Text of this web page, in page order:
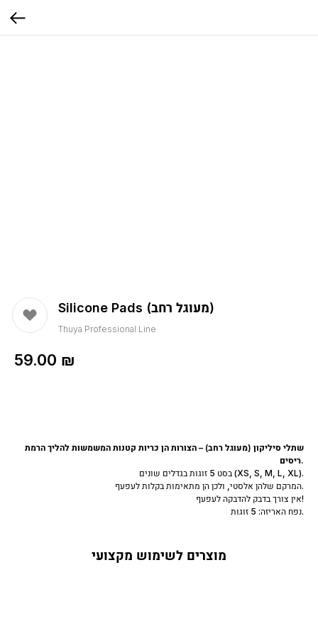
Silicone Pads (מעוגל רחב)
Thuya Professional Line
59.00 ₪
שתלי סיליקון (מעוגל רחב) – הצורות הן כריות קטנות המשמשות להליך הרמת
ריסים.
בסט 5 זוגות בגדלים שונים (XS, S, M, L, XL).
המרקם שלהן אלסטי, ולכן הן מתאימות בקלות לעפעף.
אין צורך בדבק להדבקה לעפעף!
נפח האריזה: 5 זוגות.
מוצרים לשימוש מקצועי